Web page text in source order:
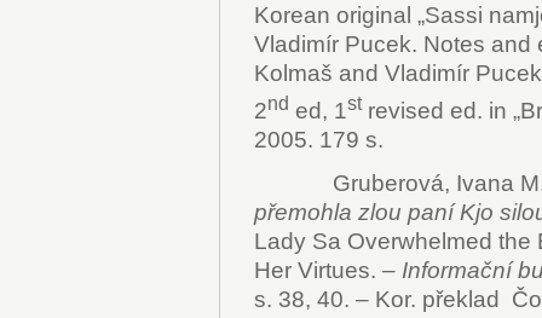
Korean original „Sassi
Vladimír Pucek. Notes
Kolmaš and Vladimír
2nd ed, 1strevised ed. in
2005. 179 s.
Gruberová, Ivana
přemohla zlou paní Kjo
Lady Sa Overwhelmed the
Her Virtues. – Informační
s. 38, 40. – Kor. překlad